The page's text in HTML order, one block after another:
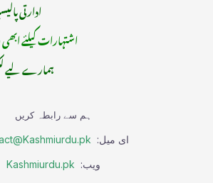
ادارتی
اشتہارات کیلئے
ہمارے لیے
ہم سے رابطہ کریں
ای میل:
ویب: Kashmiurdu.pk